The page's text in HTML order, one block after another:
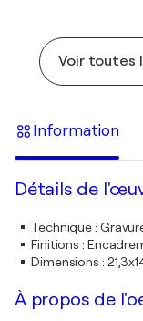
Voir toutes
Information
Détails de
Technique:
Finitions :
Dimensions :
À propos de